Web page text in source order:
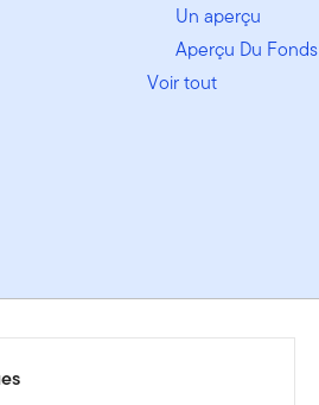
Un aperçu
Aperçu Du Fonds
Voir tout